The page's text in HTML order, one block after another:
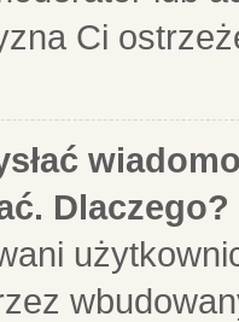
Ci
Dlaczego?